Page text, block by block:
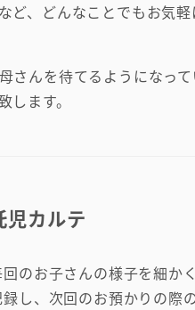
ど、どんなことでもお気
さんを待てるようになっ
ます。
児カルテ
のお子さんの様子を細かく
し、次回のお預かりの際